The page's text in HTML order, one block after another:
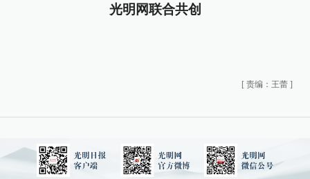
光明网联合共创
[ 责编：王蕾 ]